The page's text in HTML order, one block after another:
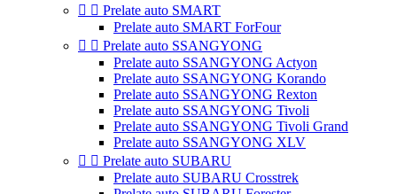
  Prelate auto SMART
Prelate auto SMART ForFour
  Prelate auto SSANGYONG
Prelate auto SSANGYONG Actyon
Prelate auto SSANGYONG Korando
Prelate auto SSANGYONG Rexton
Prelate auto SSANGYONG Tivoli
Prelate auto SSANGYONG Tivoli Grand
Prelate auto SSANGYONG XLV
  Prelate auto SUBARU
Prelate auto SUBARU Crosstrek